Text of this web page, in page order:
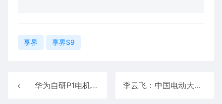
享界 享界S9
华为自研P1电机实物首次曝光： 发电功率密度高于行业10% 150km/h高速巡航不亏电 李云飞：中国电动大巴没发生过恶性燃烧事件 比亚迪将坚持磷酸铁锂路线